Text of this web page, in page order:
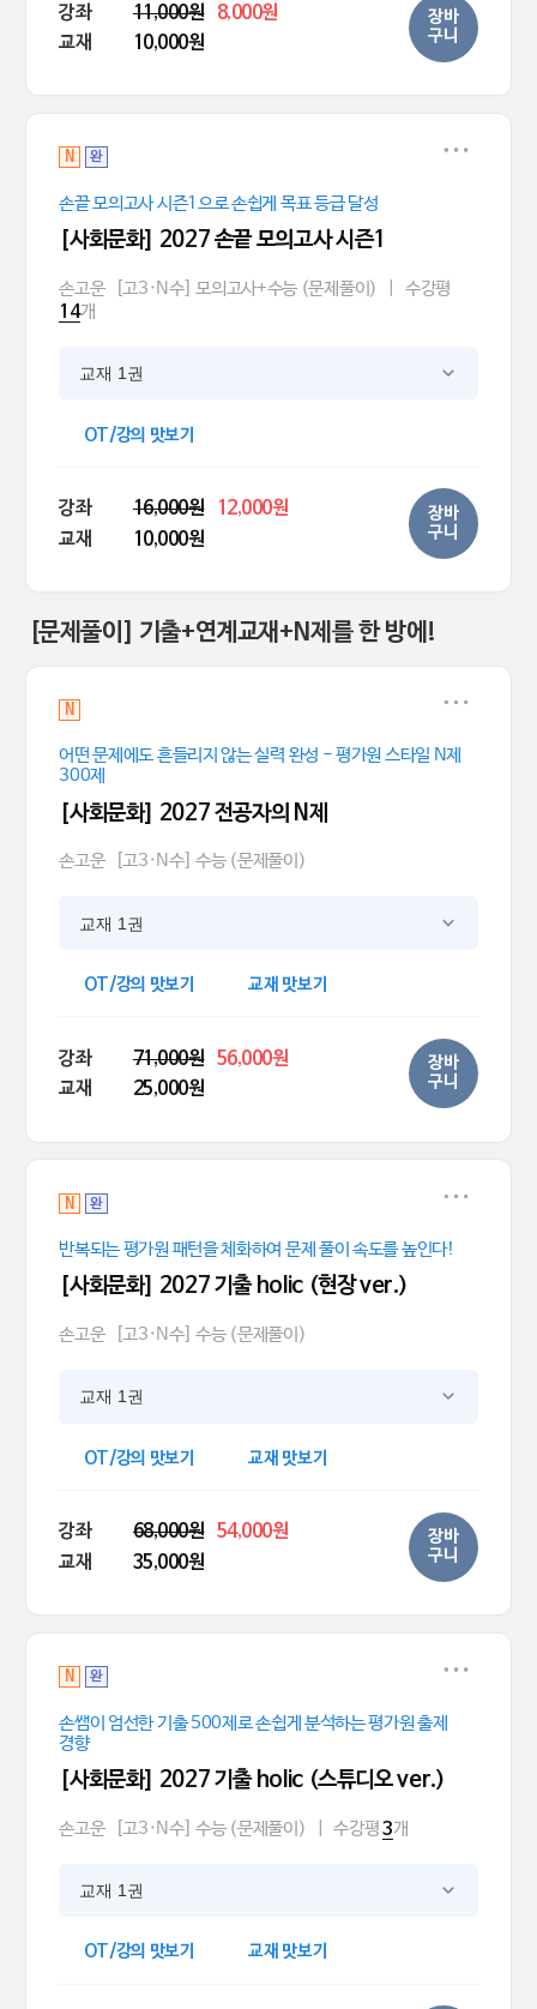
강좌 11,000원
8,000원
교재
10,000원
장바
구니
N 완
손끝 모의고사 시즌1으로 손쉽게 목표 등급 달성
[사회문화] 2027 손끝 모의고사 시즌1
손고운 [고3·N수] 모의고사+수능 (문제풀이) 수강평
14개
교재 1권
OT/강의 맛보기
강좌 16,000원
12,000원
교재
10,000원
장바
구니
[문제풀이] 기출+연계교재+N제를 한 방에!
N
어떤 문제에도 흔들리지 않는 실력 완성 - 평가원 스타일 N제
300제
[사회문화] 2027 전공자의 N제
손고운 [고3·N수] 수능 (문제풀이)
교재 1권
OT/강의 맛보기 교재 맛보기
강좌 71,000원 56,000원
교재
25,000원
장바
구니
N 완
반복되는 평가원 패턴을 체화하여 문제 풀이 속도를 높인다!
[사회문화] 2027 기출 holic (현장 ver.)
손고운 [고3·N수] 수능 (문제풀이)
교재 1권
OT/강의 맛보기 교재 맛보기
강좌 68,000원 54,000원
교재
35,000원
장바
구니
N 완
손쌤이 엄선한 기출 500제로 손쉽게 분석하는 평가원 출제
경향
[사회문화] 2027 기출 holic (스튜디오 ver.)
손고운 [고3·N수] 수능 (문제풀이) 수강평3개
교재 1권
OT/강의 맛보기 교재 맛보기